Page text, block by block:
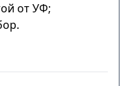
от УФ;